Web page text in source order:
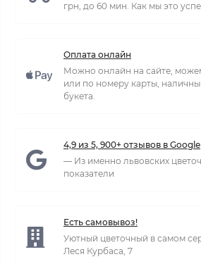
грн, до 60 мин. Как мы это
Оплата онлайн
Можно онлайн на сайте,
или по номеру карты,
букета.
4,9 из 5, 900+ отзывов в Google
— Из именно львовских
показатели
Есть самовывоз!
Уютный цветочный в самом
Леся Курбаса, 7